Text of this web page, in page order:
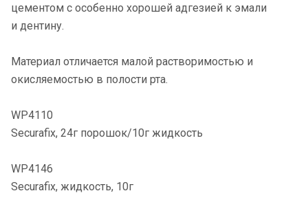
цементом с особенно хорошей адгезией к эмали
и дентину.
Материал отличается малой растворимостью и
окисляемостью в полости рта.
WP4110
Securafix, 24г порошок/10г жидкость
WP4146
Securafix, жидкость, 10г